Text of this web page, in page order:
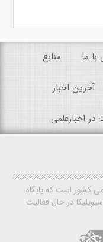
ما منابع
آخرین اخبار
در اخبارعلمی
کشور است که پایگاه
در حال فعالیت